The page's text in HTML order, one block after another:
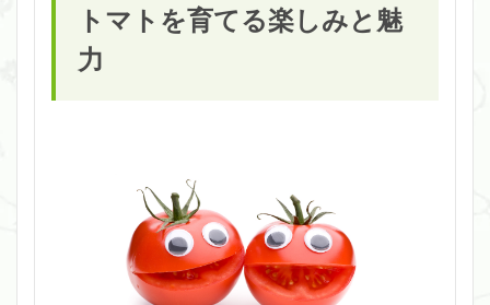
トマトを育てる楽しみと魅
力